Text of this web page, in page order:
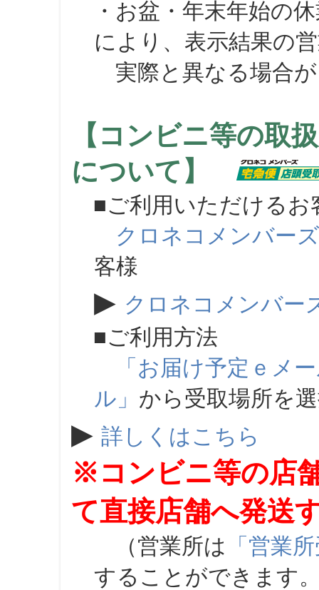
・お盆・年末年始の
により、表示結果の
実際と異なる場合が
【コンビニ等の取
について】
■ご利用いただけるお
クロネコメンバーズ
客様
▶ クロネコメンバー
■ご利用方法
「お届け予定ｅメ
ル」 から受取場所を
▶ 詳しくはこちら
※コンビニ等の店
て直接店舗へ発送
（営業所は 「営業
することができます